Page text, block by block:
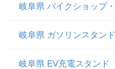
岐阜県 バイクショップ
岐阜県 ガソリンスタン
岐阜県 EV充電スタンド